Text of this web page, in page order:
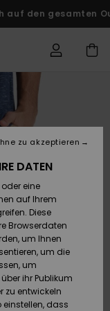
auf den gesamten
DATEN
eine
auf Ihrem
Diese
Browserdaten
um Ihnen
um die
um
ihr Publikum
zu entwickeln
einstellen, dass
zu akzeptieren